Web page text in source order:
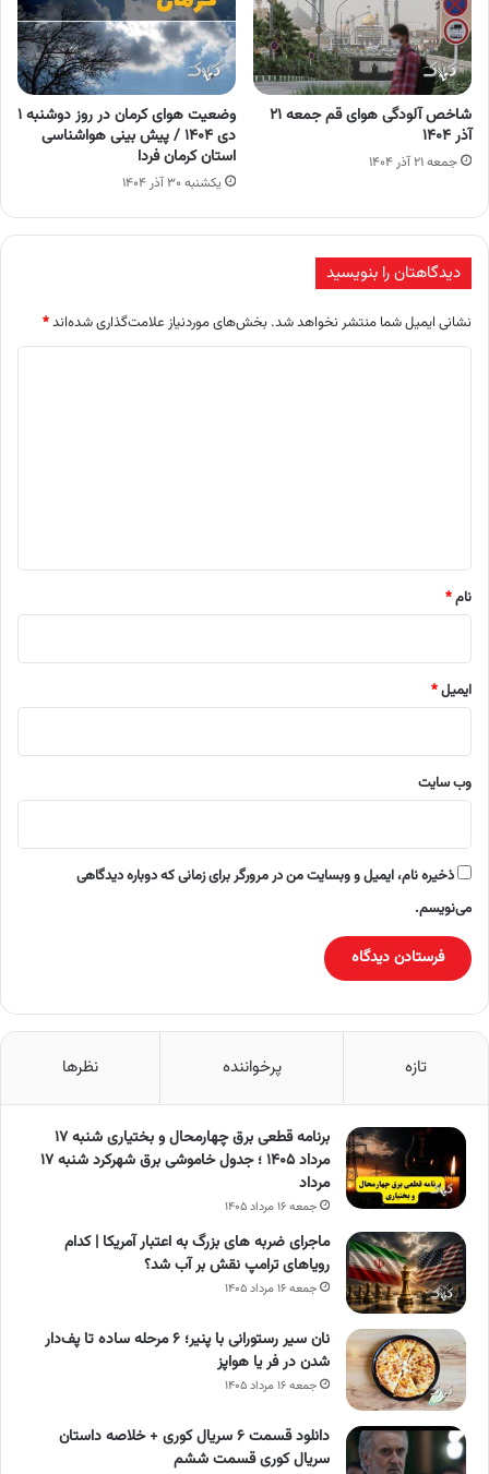
شاخص آلودگی هوای قم جمعه ۲۱
آذر ۱۴۰۴
جمعه ۲۱ آذر ۱۴۰۴
وضعیت هوای کرمان در روز دوشنبه ۱
دی ۱۴۰۴ / پیش بینی هواشناسی
استان کرمان فردا
یکشنبه ۳۰ آذر ۱۴۰۴
دیدگاهتان را بنویسید
نشانی ایمیل شما منتشر نخواهد شد. بخش‌های موردنیاز علامت‌گذاری شده‌اند*
نام*
ایمیل*
وب‌ سایت
ذخیره نام، ایمیل و وبسایت من در مرورگر برای زمانی که دوباره دیدگاهی
می‌نویسم.
تازه پرخواننده نظرها
برنامه قطعی برق چهارمحال و بختیاری شنبه ۱۷
مرداد ۱۴۰۵ ؛ جدول خاموشی برق شهرکرد شنبه ۱۷
مرداد
جمعه ۱۶ مرداد ۱۴۰۵
ماجرای ضربه های بزرگ به اعتبار آمریکا | کدام
رویاهای ترامپ نقش بر آب شد؟
جمعه ۱۶ مرداد ۱۴۰۵
نان سیر رستورانی با پنیر؛ ۶ مرحله ساده تا پف‌دار
شدن در فر یا هواپز
جمعه ۱۶ مرداد ۱۴۰۵
دانلود قسمت ۶ سریال کوری + خلاصه داستان
سریال کوری قسمت ششم